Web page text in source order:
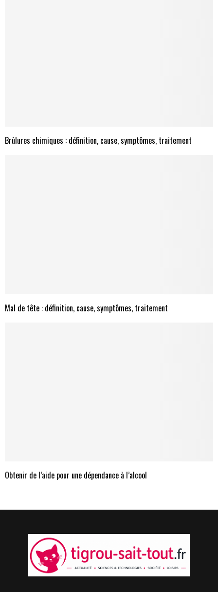
Brûlures chimiques : définition, cause, symptômes, traitement
Mal de tête : définition, cause, symptômes, traitement
Obtenir de l’aide pour une dépendance à l’alcool